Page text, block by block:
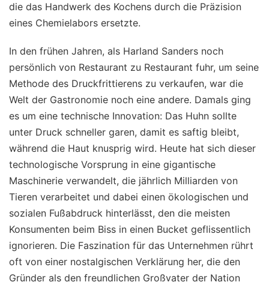
die das Handwerk des Kochens durch die Präzision
eines Chemielabors ersetzte.
In den frühen Jahren, als Harland Sanders noch
persönlich von Restaurant zu Restaurant fuhr, um seine
Methode des Druckfrittierens zu verkaufen, war die
Welt der Gastronomie noch eine andere. Damals ging
es um eine technische Innovation: Das Huhn sollte
unter Druck schneller garen, damit es saftig bleibt,
während die Haut knusprig wird. Heute hat sich dieser
technologische Vorsprung in eine gigantische
Maschinerie verwandelt, die jährlich Milliarden von
Tieren verarbeitet und dabei einen ökologischen und
sozialen Fußabdruck hinterlässt, den die meisten
Konsumenten beim Biss in einen Bucket geflissentlich
ignorieren. Die Faszination für das Unternehmen rührt
oft von einer nostalgischen Verklärung her, die den
Gründer als den freundlichen Großvater der Nation